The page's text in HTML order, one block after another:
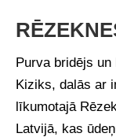
Purva bridējs un
Kiziks, dalās ar
līkumotajā
Latvijā, kas